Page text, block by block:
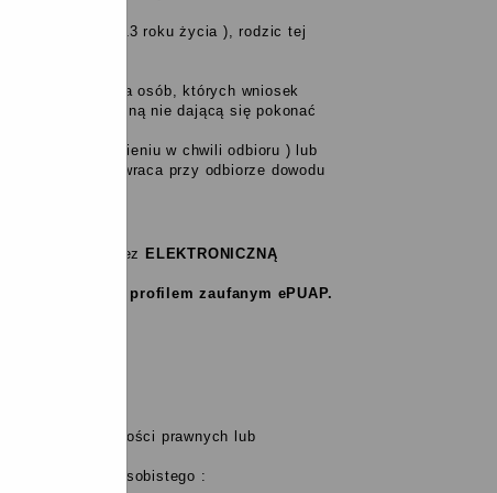
osoba powyżej 13 roku życia ), rodzic tej
odbioru dla osób, których wniosek
lub inną nie dającą się pokonać
unieważnieniu w chwili odbioru ) lub
polskie (który zwraca przy odbiorze dowodu
gminy poprzez ELEKTRONICZNĄ
potwierdzony profilem zaufanym ePUAP.
do czynności prawnych lub
dowodu osobistego :